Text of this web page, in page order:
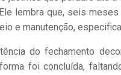
lembra que, seis
e manutenção,
do fechamento
foi concluída,